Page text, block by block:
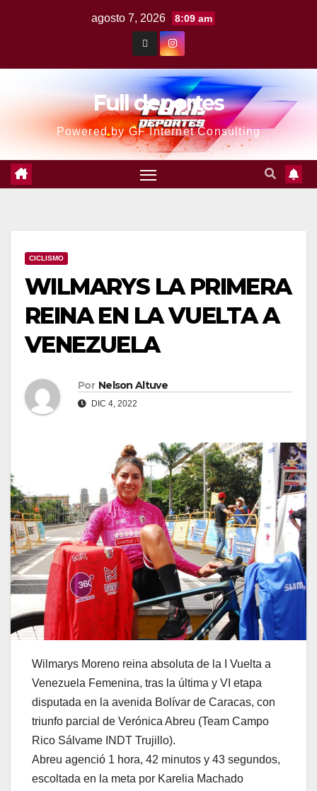
agosto 7, 2026 8:09 am
Full deportes
Powered by GF Internet Consulting
CICLISMO
WILMARYS LA PRIMERA
REINA EN LA VUELTA A
VENEZUELA
Por Nelson Altuve
DIC 4, 2022
Wilmarys Moreno reina absoluta de la I Vuelta a
Venezuela Femenina, tras la última y VI etapa
disputada en la avenida Bolívar de Caracas, con
triunfo parcial de Verónica Abreu (Team Campo
Rico Sálvame INDT Trujillo).
Abreu agenció 1 hora, 42 minutos y 43 segundos,
escoltada en la meta por Karelia Machado